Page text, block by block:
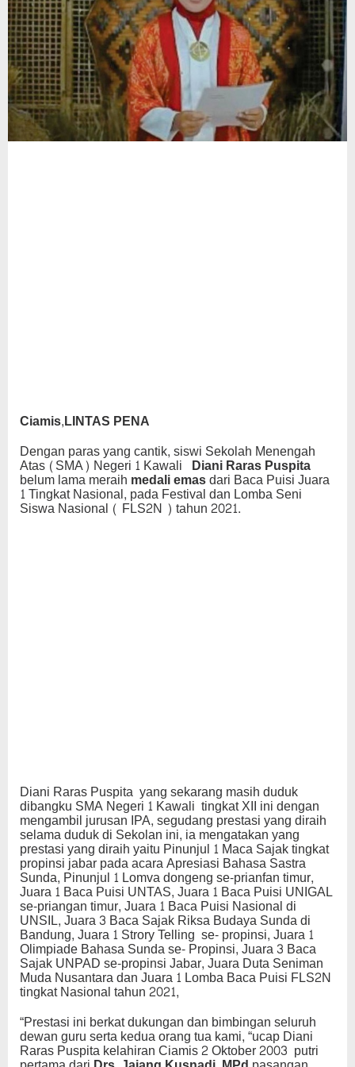
Ciamis,LINTAS PENA
Dengan paras yang cantik, siswi Sekolah Menengah
Atas (SMA) Negeri 1 Kawali Diani Raras Puspita
belum lama meraih medali emasdari Baca Puisi Juara
1 Tingkat Nasional, pada Festival dan Lomba Seni
Siswa Nasional ( FLS2N ) tahun 2021.
Diani Raras Puspita yang sekarang masih duduk
dibangku SMA Negeri 1 Kawali tingkat XII ini dengan
mengambil jurusan IPA, segudang prestasi yang diraih
selama duduk di Sekolan ini, ia mengatakan yang
prestasi yang diraih yaitu Pinunjul 1 Maca Sajak tingkat
propinsi jabar pada acara Apresiasi Bahasa Sastra
Sunda, Pinunjul 1 Lomva dongeng se-prianfan timur,
Juara 1 Baca Puisi UNTAS, Juara 1 Baca Puisi UNIGAL
se-priangan timur, Juara 1 Baca Puisi Nasional di
UNSIL, Juara 3 Baca Sajak Riksa Budaya Sunda di
Bandung, Juara 1 Strory Telling se- propinsi, Juara 1
Olimpiade Bahasa Sunda se- Propinsi, Juara 3 Baca
Sajak UNPAD se-propinsi Jabar, Juara Duta Seniman
Muda Nusantara dan Juara 1 Lomba Baca Puisi FLS2N
tingkat Nasional tahun 2021,
“Prestasi ini berkat dukungan dan bimbingan seluruh
dewan guru serta kedua orang tua kami, “ucap Diani
Raras Puspita kelahiran Ciamis 2 Oktober 2003 putri